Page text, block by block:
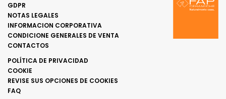
GDPR
NOTAS LEGALES
INFORMACION CORPORATIVA
CONDICIONE GENERALES DE VENTA
CONTACTOS
POLÍTICA DE PRIVACIDAD
COOKIE
REVISE SUS OPCIONES DE COOKIES
FAQ